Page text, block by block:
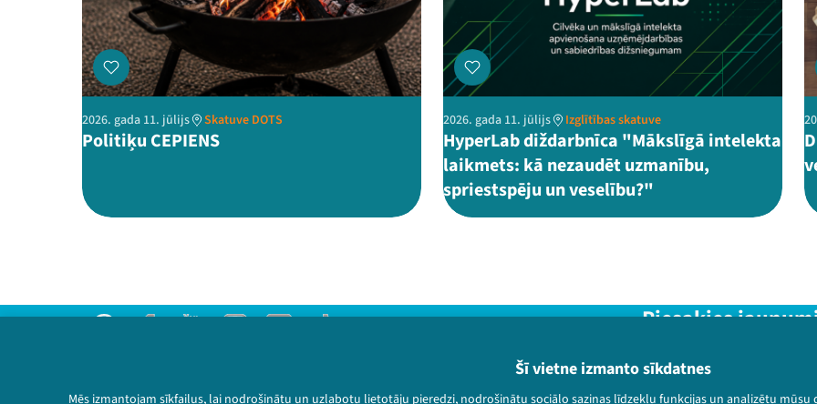
Šī vietne izmanto sīkdatnes
Mēs izmantojam sīkfailus, lai nodrošinātu un uzlabotu lietotāju pieredzi, nodrošinātu sociālo saziņas līdzekļu funkcijas un analizētu
2026. gada 11. jūlijs Skatuve DOTS
Politiķu CEPIENS
2026. gada 11. jūlijs Izglītības skatuve
HyperLab diždarbnīca "Mākslīgā intelekta
laikmets: kā nezaudēt uzmanību,
spriestspēju un veselību?"
Privātuma politika
Piesakies
Nepalaid garām aktuālāko